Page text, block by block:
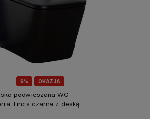
9% OKAZJA
podwieszana WC
Tinos czarna z deską